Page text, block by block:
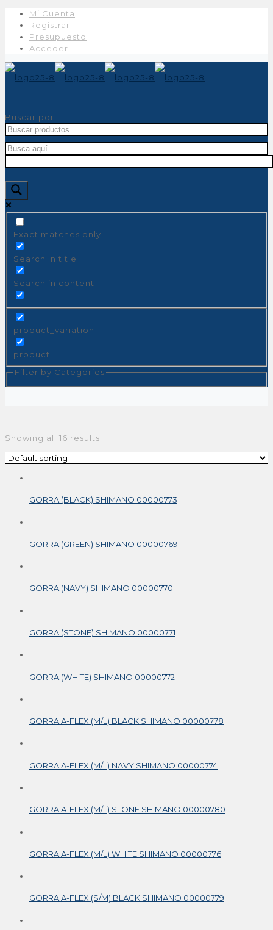
Mi Cuenta
Registrar
Presupuesto
Acceder
Buscar por:
Exact matches only
Search in title
Search in content
product_variation
product
Filter by Categories
Showing all 16 results
GORRA (BLACK) SHIMANO 00000773
GORRA (GREEN) SHIMANO 00000769
GORRA (NAVY) SHIMANO 00000770
GORRA (STONE) SHIMANO 00000771
GORRA (WHITE) SHIMANO 00000772
GORRA A-FLEX (M/L) BLACK SHIMANO 00000778
GORRA A-FLEX (M/L) NAVY SHIMANO 00000774
GORRA A-FLEX (M/L) STONE SHIMANO 00000780
GORRA A-FLEX (M/L) WHITE SHIMANO 00000776
GORRA A-FLEX (S/M) BLACK SHIMANO 00000779